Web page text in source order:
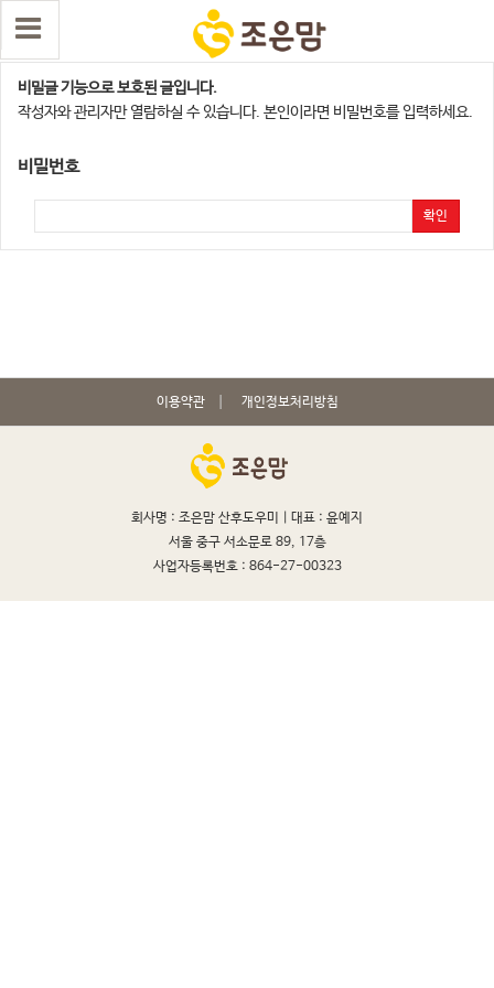
광주광역시지점
비밀글 기능으로 보호된 글입니다.
작성자와 관리자만 열람하실 수 있습니다. 본인이라면 비밀번호를 입력하세요.
비밀번호
확인
이용약관 개인정보처리방침
회사명 : 조은맘 산후도우미 | 대표 : 윤예지
서울 중구 서소문로 89, 17층
사업자등록번호 : 864-27-00323